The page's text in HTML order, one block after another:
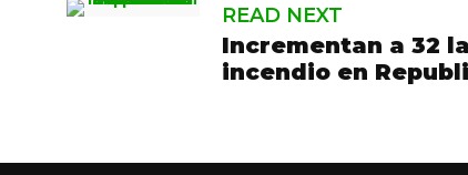
READ NEXT
Incrementan a 32
incendio en